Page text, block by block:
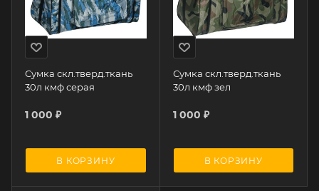
Сумка скл.тверд.ткань
30л кмф серая
1 000 ₽
В КОРЗИНУ
Сумка скл.тверд.ткань
30л кмф зел
1 000 ₽
В КОРЗИНУ